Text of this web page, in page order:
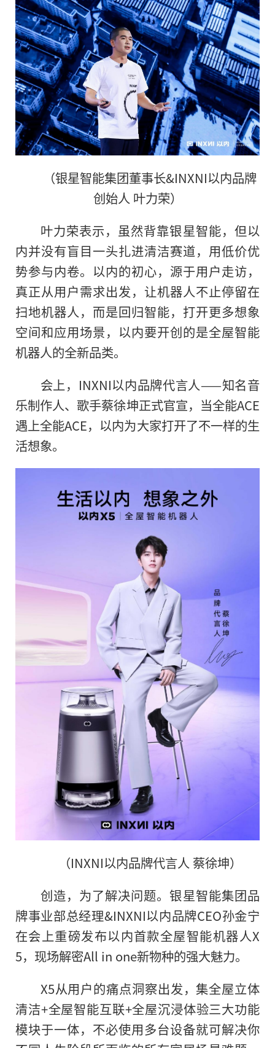
（银星智能集团董事长&INXNI以内品牌
创始人 叶力荣）
叶力荣表示，虽然背靠银星智能，但以
内并没有盲目一头扎进清洁赛道，用低价优
势参与内卷。以内的初心，源于用户走访，
真正从用户需求出发，让机器人不止停留在
扫地机器人，而是回归智能，打开更多想象
空间和应用场景，以内要开创的是全屋智能
机器人的全新品类。
会上，INXNI以内品牌代言人——知名音
乐制作人、歌手蔡徐坤正式官宣，当全能ACE
遇上全能ACE，以内为大家打开了不一样的生
活想象。
（INXNI以内品牌代言人 蔡徐坤）
创造，为了解决问题。银星智能集团品
牌事业部总经理&INXNI以内品牌CEO孙金宁
在会上重磅发布以内首款全屋智能机器人X
5，现场解密All in one新物种的强大魅力。
X5从用户的痛点洞察出发，集全屋立体
清洁+全屋智能互联+全屋沉浸体验三大功能
模块于一体，不必使用多台设备就可解决你